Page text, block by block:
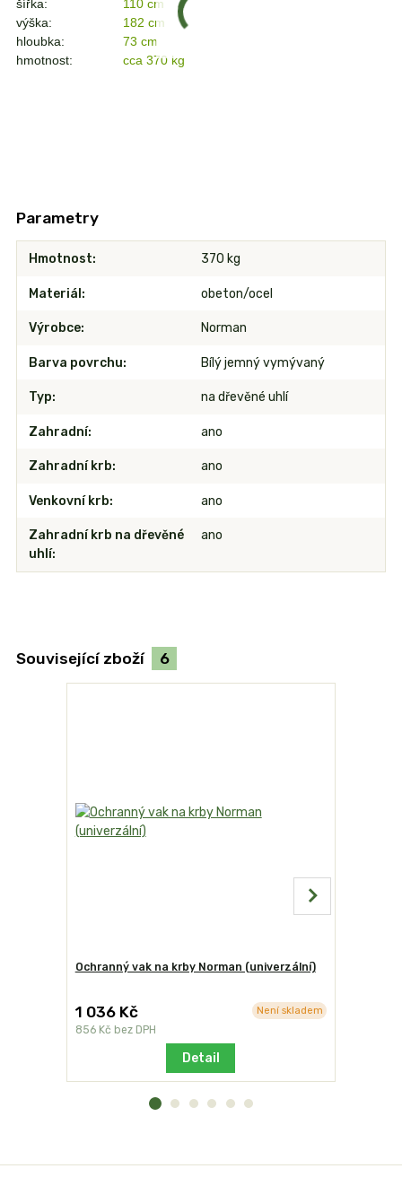
šířka:
110 cm
výška:
182 cm
hloubka:
73 cm
hmotnost:
cca 370 kg
Parametry
Hmotnost 370 kg
Materiál obeton/ocel
Výrobce Norman
Barva povrchu Bílý jemný vymývaný
Typ na dřevěné uhlí
Zahradní ano
Zahradní krb ano
Venkovní krb ano
Zahradní krb na dřevěné
uhlí
ano
Související zboží 6
Ochranný vak na krby Norman (univerzální)
1 036 Kč
856 Kč bez DPH
Není skladem
Detail